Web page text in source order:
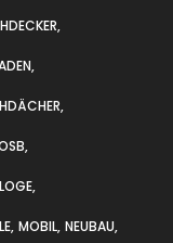
MOBIL NEUBAU